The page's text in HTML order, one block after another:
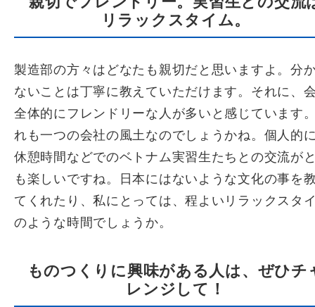
リラックスタイム。
製造部の方々はどなたも親切だと思いますよ。分
ないことは丁寧に教えていただけます。それに、
全体的にフレンドリーな人が多いと感じています
れも一つの会社の風土なのでしょうかね。個人的
休憩時間などでのベトナム実習生たちとの交流が
も楽しいですね。日本にはないような文化の事を
てくれたり、私にとっては、程よいリラックスタ
のような時間でしょうか。
ものつくりに興味がある人は、ぜひチ
レンジして！